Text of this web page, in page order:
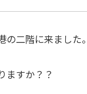
二階に来ました。
ますか？？